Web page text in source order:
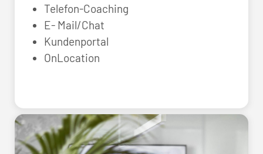
Telefon-Coaching
E- Mail/Chat
Kundenportal
OnLocation